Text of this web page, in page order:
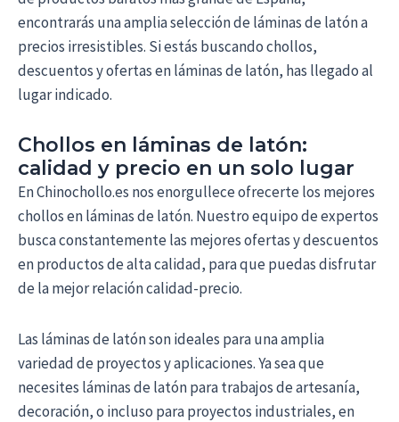
encontrarás una amplia selección de láminas de latón a
precios irresistibles. Si estás buscando chollos,
descuentos y ofertas en láminas de latón, has llegado al
lugar indicado.
Chollos en láminas de latón:
calidad y precio en un solo lugar
En Chinochollo.es nos enorgullece ofrecerte los mejores
chollos en láminas de latón. Nuestro equipo de expertos
busca constantemente las mejores ofertas y descuentos
en productos de alta calidad, para que puedas disfrutar
de la mejor relación calidad-precio.
Las láminas de latón son ideales para una amplia
variedad de proyectos y aplicaciones. Ya sea que
necesites láminas de latón para trabajos de artesanía,
decoración, o incluso para proyectos industriales, en